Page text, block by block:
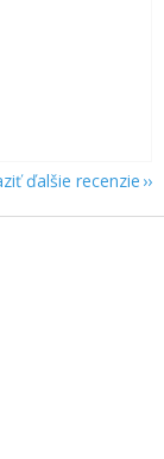
ďalšie recenzie